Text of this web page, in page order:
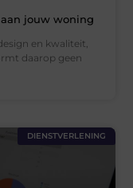
jouw woning
en kwaliteit,
daarop geen
DIENSTVERLENING